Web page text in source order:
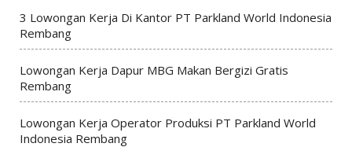
3 Lowongan Kerja Di Kantor PT Parkland World Indonesia
Rembang
Lowongan Kerja Dapur MBG Makan Bergizi Gratis
Rembang
Lowongan Kerja Operator Produksi PT Parkland World
Indonesia Rembang